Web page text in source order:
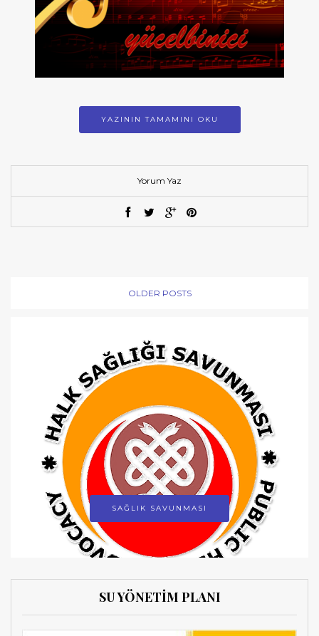
YAZININ TAMAMINI OKU
Yorum Yaz
OLDER POSTS
SAĞLIK SAVUNMASI
SU YÖNETİM PLANI